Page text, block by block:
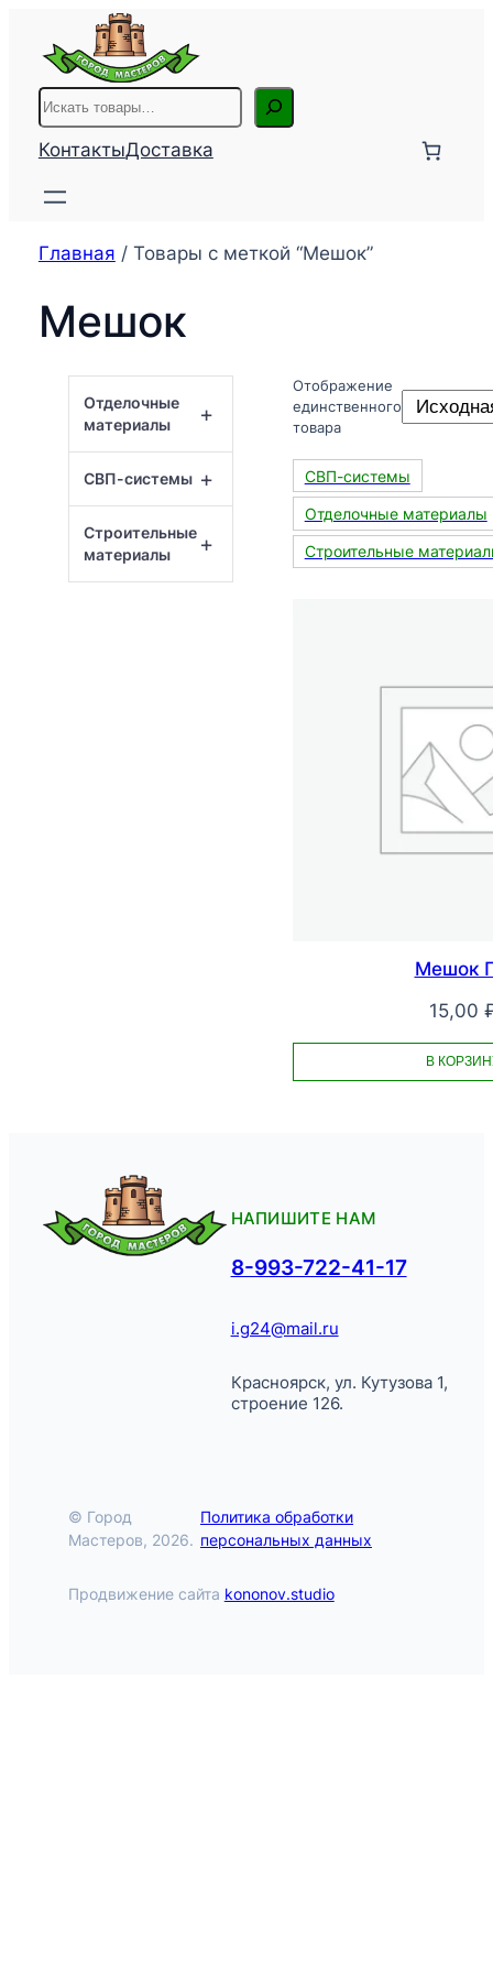
содержимому
Поиск
КонтактыДоставка
Главная / Товары с меткой “Мешок”
Мешок
+
Отделочные
материалы
+
СВП-системы
+
Строительные
материалы
Отображение
единственного
товара
СВП-системы
Отделочные материалы
Строительные
Мешок
15,00
В
НАПИШИТЕ НАМ
8-993-722-41-17
i.g24@mail.ru
Красноярск, ул. Кутузова 1,
строение 126.
© Город
Мастеров, 2026.
Политика обработки
персональных данных
Продвижение сайта kononov.studio